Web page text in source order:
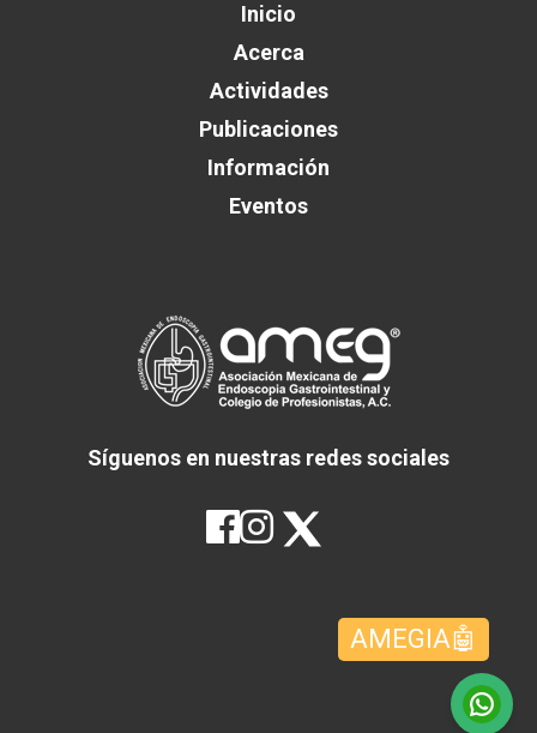
Inicio
Acerca
Actividades
Publicaciones
Información
Eventos
Síguenos en nuestras redes sociales